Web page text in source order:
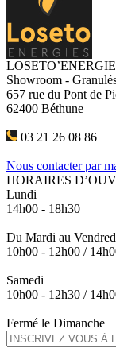
Showroom -
657 rue du Pont de
62400 Béthune
03 21 26 08 86
Nous contacter par
HORAIRES
Lundi
14h00 - 18h30
Du Mardi au
10h00 - 12h00 /
Samedi
10h00 - 12h30 /
Fermé le Dimanche